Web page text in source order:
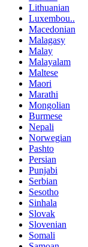
Lithuanian
Luxembou..
Macedonian
Malagasy
Malay
Malayalam
Maltese
Maori
Marathi
Mongolian
Burmese
Nepali
Norwegian
Pashto
Persian
Punjabi
Serbian
Sesotho
Sinhala
Slovak
Slovenian
Somali